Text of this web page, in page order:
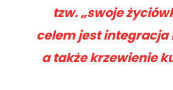
tzw. „swoje
celem jest integracja
a także krzewienie